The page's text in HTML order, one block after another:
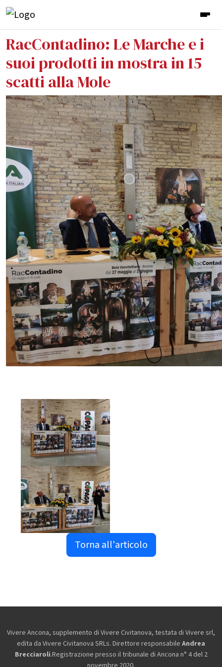
RacContadino: Le Marche e i
suoi prodotti in mostra in 15
scatti alla Mole
Torna all'articolo
Vivere Ancona, supplemento di Vivere Civitanova, testata di Vivere srl,
edita da Vivere Civitanova SRLs. Direttore responsabile Andrea
Brecciaroli.Registrazione presso il tribunale di Ancona n° 4 del 2